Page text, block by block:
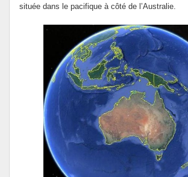
située dans le pacifique à côté de l’Australie.